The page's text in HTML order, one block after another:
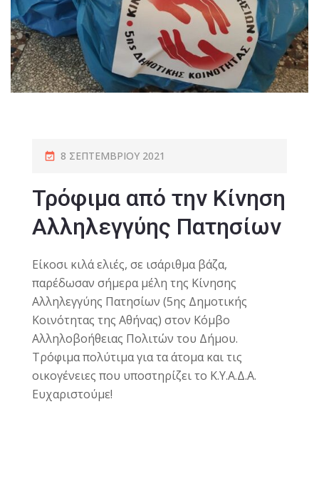
8 ΣΕΠΤΕΜΒΡΊΟΥ 2021
Τρόφιμα από την Κίνηση
Αλληλεγγύης Πατησίων
Είκοσι κιλά ελιές, σε ισάριθμα βάζα,
παρέδωσαν σήμερα μέλη της Κίνησης
Αλληλεγγύης Πατησίων (5ης Δημοτικής
Κοινότητας της Αθήνας) στον Κόμβο
Αλληλοβοήθειας Πολιτών του Δήμου.
Τρόφιμα πολύτιμα για τα άτομα και τις
οικογένειες που υποστηρίζει το Κ.Υ.Α.Δ.Α.
Ευχαριστούμε!